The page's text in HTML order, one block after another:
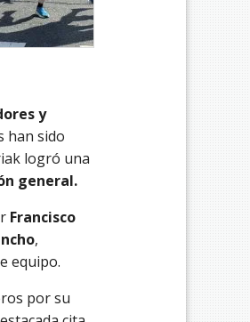
y
han sido
logró una
general.
Francisco
,
equipo.
por su